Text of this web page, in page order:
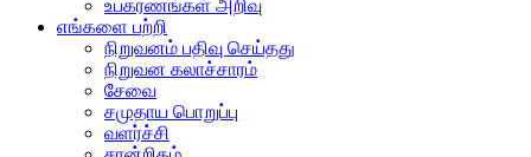
உபகரணங்கள் அறிவு
எங்களை பற்றி
நிறுவனம் பதிவு செய்தது
நிறுவன கலாச்சாரம்
சேவை
சமுதாய பொறுப்பு
வளர்ச்சி